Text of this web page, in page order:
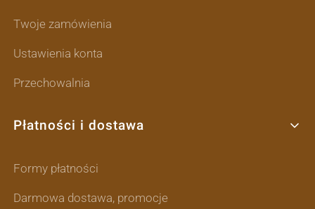
Twoje zamówienia
Ustawienia konta
Przechowalnia
Płatności i dostawa
Formy płatności
Darmowa dostawa, promocje